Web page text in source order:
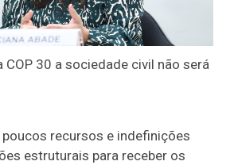
COP 30 a sociedade civil não será
recursos e indefinições
estruturais para receber os